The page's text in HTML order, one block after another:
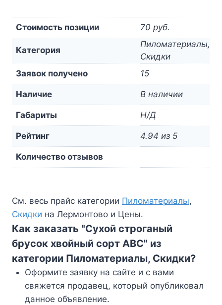
Стоимость позиции 70 руб.
Категория
Пиломатериалы,
Скидки
Заявок получено
15
Наличие В наличии
Габариты Н/Д
Рейтинг 4.94 из 5
Количество отзывов
См. весь прайс категории Пиломатериалы,
Скидки на Лермонтово и Цены.
Как заказать "Сухой строганый
брусок хвойный сорт АВС" из
категории Пиломатериалы, Скидки?
Оформите заявку на сайте и с вами
свяжется продавец, который опубликовал
данное объявление.